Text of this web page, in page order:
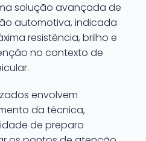
solução avançada de
automotiva, indicada
resistência, brilho e
no contexto de
envolvem
da técnica,
de preparo